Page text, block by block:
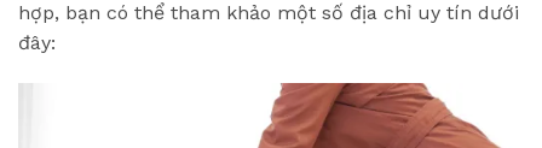
hợp, bạn có thể tham khảo một số địa chỉ uy tín dưới
đây: